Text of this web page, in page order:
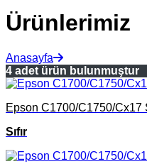
Ürünlerimiz
Anasayfa
4 adet ürün bulunmuştur
Epson C1700/C1750/Cx17
Sıfır